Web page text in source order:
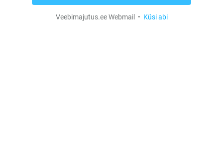
Veebimajutus.ee Webmail • Küsi abi